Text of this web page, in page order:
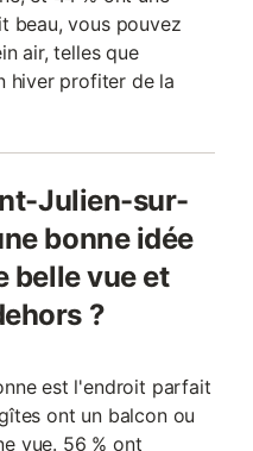
beau, vous pouvez
air, telles que
hiver profiter de la
Julien-sur-
bonne idée
belle vue et
?
est l'endroit parfait
ont un balcon ou
vue. 56 % ont